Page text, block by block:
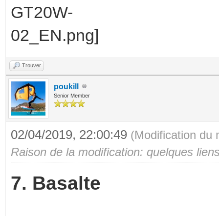
Trouver
poukill
Senior Member
02/04/2019, 22:00:49 (Modification du
Raison de la modification: quelques
7. Basalte